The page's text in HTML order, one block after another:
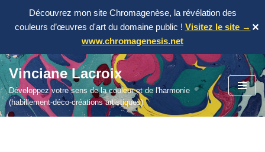
Découvrez mon site Chromagenèse, la révélation des
couleurs d’œuvres d'art du domaine public ! Visitez le site →
www.chromagenesis.net
✕
Aller
au
contenu
Vinciane Lacroix
Développez votre sens de la couleur et de l'harmonie
(habillement-déco-créations artistiques)